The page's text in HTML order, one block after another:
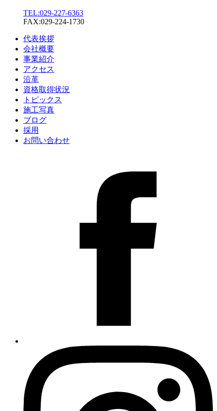
TEL:029-227-6363
FAX:029-224-1730
代表挨拶
会社概要
事業紹介
アクセス
沿革
資格取得状況
トピックス
施工写真
ブログ
採用
お問い合わせ